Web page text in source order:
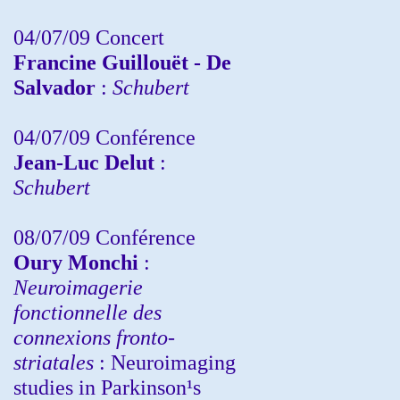
04/07/09 Concert
Francine Guillouët - De
Salvador : Schubert
04/07/09 Conférence
Jean-Luc Delut :
Schubert
08/07/09 Conférence
Oury Monchi :
Neuroimagerie
fonctionnelle des
connexions fronto-
striatales : Neuroimaging
studies in Parkinson¹s